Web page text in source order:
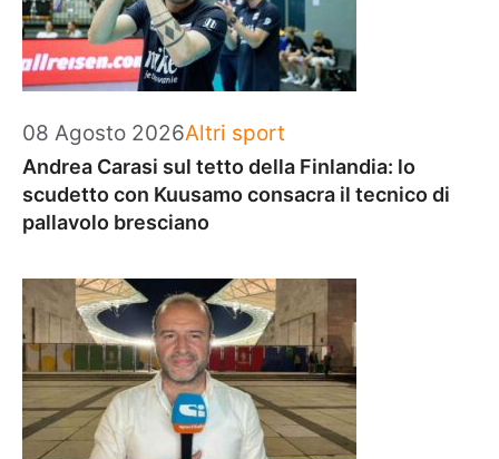
08 Agosto 2026Categorie
Altri sport
Andrea Carasi sul tetto della Finlandia: lo
scudetto con Kuusamo consacra il tecnico di
pallavolo bresciano